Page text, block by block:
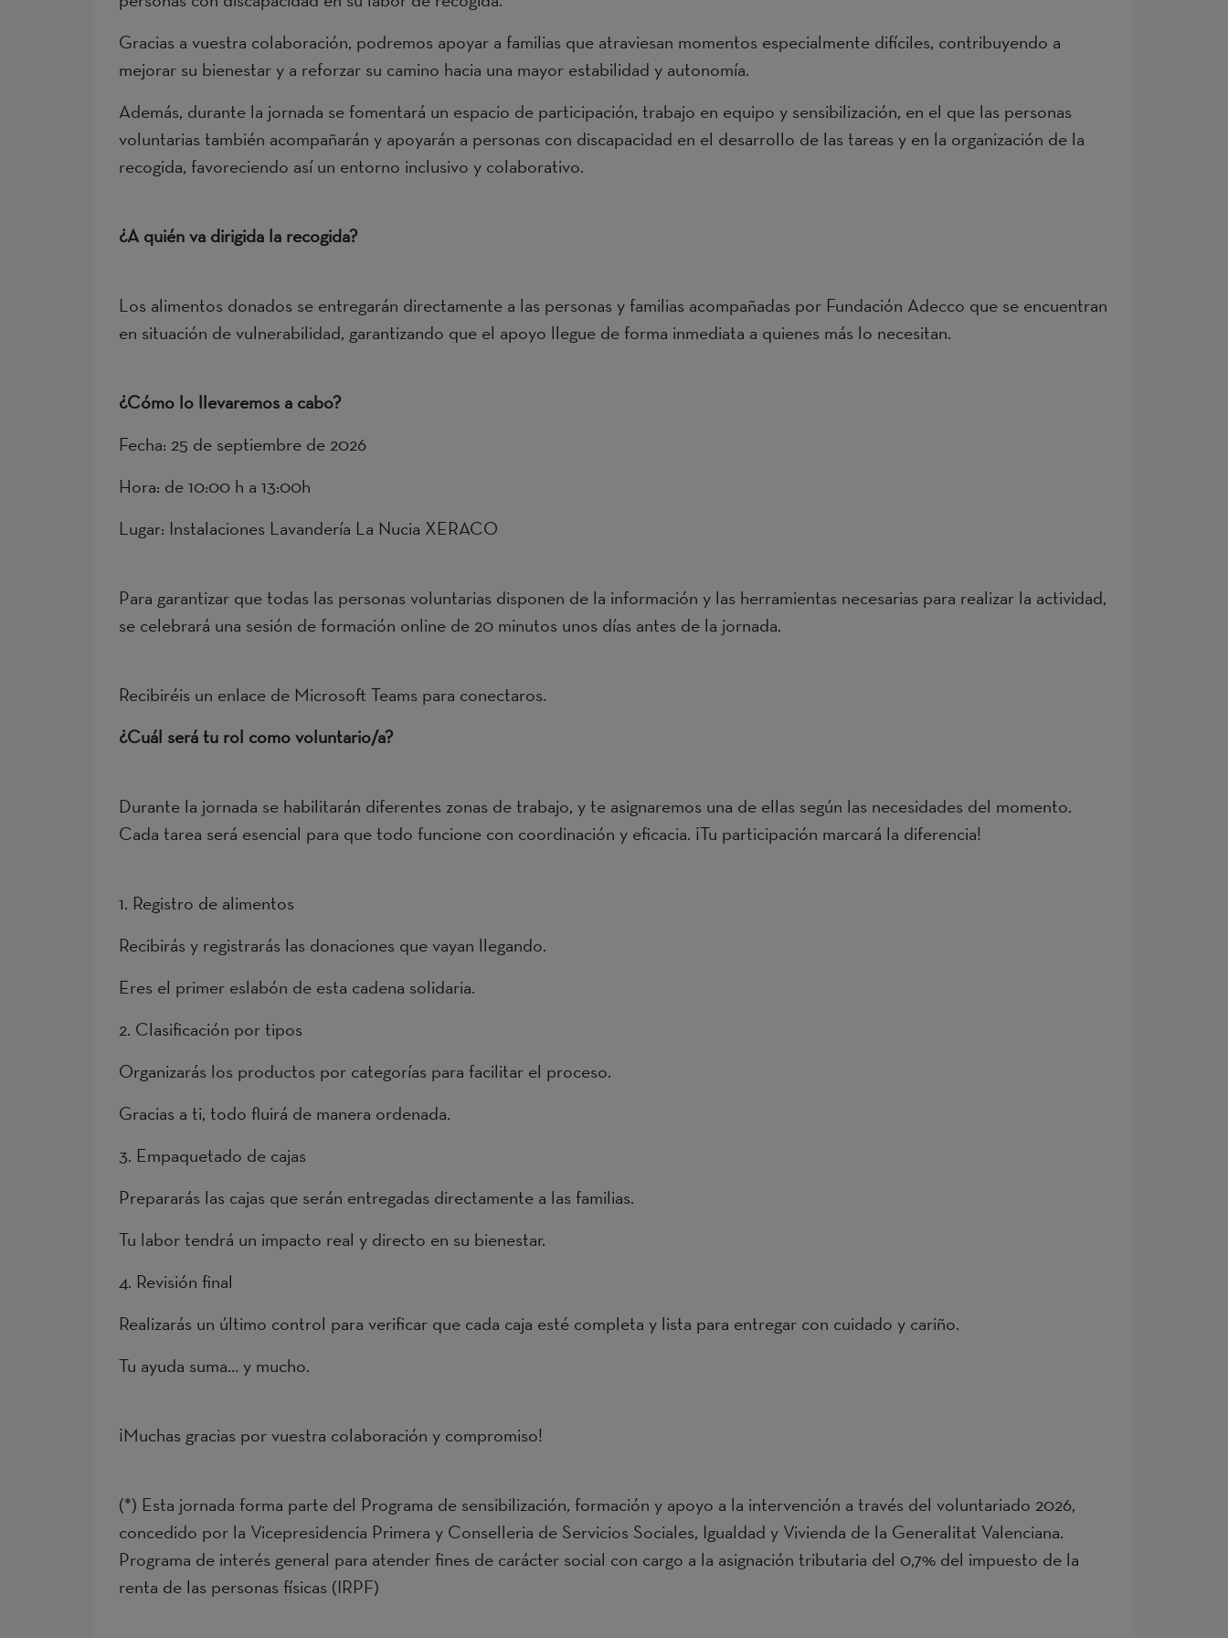
Gracias a vuestra colaboración, podremos apoyar a familias que atraviesan momentos especialmente difíciles, contribuyendo a
mejorar su bienestar y a reforzar su camino hacia una mayor estabilidad y autonomía.
Además, durante la jornada se fomentará un espacio de participación, trabajo en equipo y sensibilización, en el que las personas
voluntarias también acompañarán y apoyarán a personas con discapacidad en el desarrollo de las tareas y en la organización de la
recogida, favoreciendo así un entorno inclusivo y colaborativo.
¿A quién va dirigida la recogida?
Los alimentos donados se entregarán directamente a las personas y familias acompañadas por Fundación Adecco que se encuentran
en situación de vulnerabilidad, garantizando que el apoyo llegue de forma inmediata a quienes más lo necesitan.
¿Cómo lo llevaremos a cabo?
Fecha: 25 de septiembre de 2026
Hora: de 10:00 h a 13:00h
Lugar: Instalaciones Lavandería La Nucia XERACO
Para garantizar que todas las personas voluntarias disponen de la información y las herramientas necesarias para realizar la actividad,
se celebrará una sesión de formación online de 20 minutos unos días antes de la jornada.
Recibiréis un enlace de Microsoft Teams para conectaros.
¿Cuál será tu rol como voluntario/a?
Durante la jornada se habilitarán diferentes zonas de trabajo, y te asignaremos una de ellas según las necesidades del momento.
Cada tarea será esencial para que todo funcione con coordinación y eficacia. ¡Tu participación marcará la diferencia!
1. Registro de alimentos
Recibirás y registrarás las donaciones que vayan llegando.
Eres el primer eslabón de esta cadena solidaria.
2. Clasificación por tipos
Organizarás los productos por categorías para facilitar el proceso.
Gracias a ti, todo fluirá de manera ordenada.
3. Empaquetado de cajas
Prepararás las cajas que serán entregadas directamente a las familias.
Tu labor tendrá un impacto real y directo en su bienestar.
4. Revisión final
Realizarás un último control para verificar que cada caja esté completa y lista para entregar con cuidado y cariño.
Tu ayuda suma… y mucho.
¡Muchas gracias por vuestra colaboración y compromiso!
(*) Esta jornada forma parte del Programa de sensibilización, formación y apoyo a la intervención a través del voluntariado 2026,
concedido por la Vicepresidencia Primera y Conselleria de Servicios Sociales, Igualdad y Vivienda de la Generalitat Valenciana.
Programa de interés general para atender fines de carácter social con cargo a la asignación tributaria del 0,7% del impuesto de la
renta de las personas físicas (IRPF)